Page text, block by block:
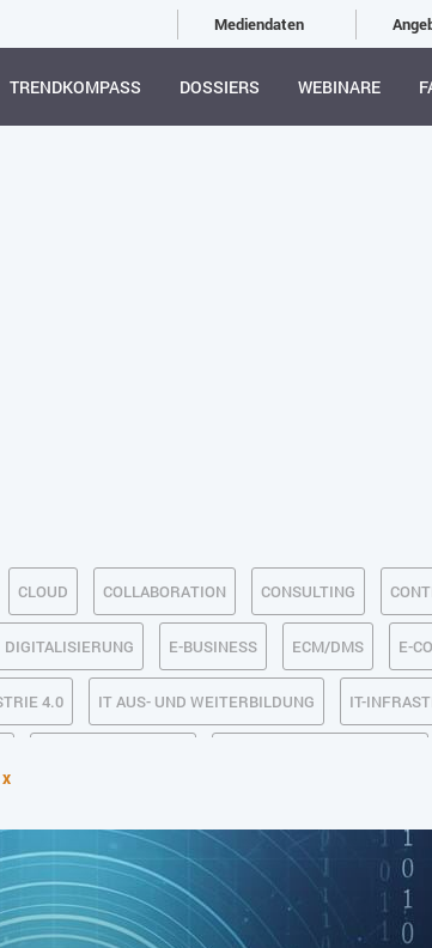
Mediendaten
TRENDKOMPASS DOSSIERS WEBINARE
CLOUD COLLABORATION CONSULTING
DIGITALISIERUNG E-BUSINESS ECM/DMS E-
4.0 IT AUS- UND WEITERBILDUNG IT-
/ LAGER TRENDKOMPASS 2025
x